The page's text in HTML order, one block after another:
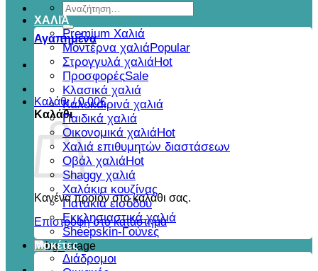
Αναζήτηση
για:
Αγαπημένα
Καλάθι /0,00€
Καλάθι
Κανένα προϊόν στο καλάθι σας.
Επιστροφή στο κατάστημα
ΧΑΛΙΆ
Premium Χαλιά
Μοντέρνα χαλιά
Στρογγυλά χαλιά
Προσφορές
Κλασικά χαλιά
Καλοκαιρινά χαλιά
Παιδικά χαλιά
Οικονομικά χαλιά
Χαλιά επιθυμητών διαστάσεων
Οβάλ χαλιά
Shaggy χαλιά
Χαλάκια κουζίνας
Πατάκια εισόδου
Εκκλησιαστικά χαλιά
Sheepskin-Γούνες
Μοκέτες
Διάδρομοι